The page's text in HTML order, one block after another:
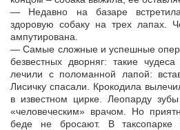
— Недавно на базаре
здоровую собаку на трех лапах.
ампутирована.
— Самые сложные и успешные
безвестных дворняг: такие
лечили с поломанной лапой:
Лисичку спасали. Крокодила
в известном цирке. Леопарду
«человеческим» врачом. Но
беде не бросают. В таксопарке